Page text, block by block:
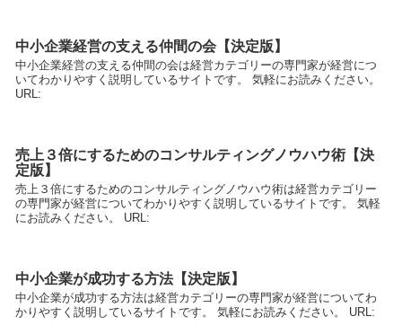
中小企業経営の支える仲間の会【決定版】
中小企業経営の支える仲間の会は経営カテゴリーの専門家が経営につ
いてわかりやすく説明しているサイトです。 気軽にお読みください。
URL:
売上３倍にするためのコンサルティングノウハウ術【決
定版】
売上３倍にするためのコンサルティングノウハウ術は経営カテゴリー
の専門家が経営についてわかりやすく説明しているサイトです。 気軽
にお読みください。 URL:
中小企業が成功する方法【決定版】
中小企業が成功する方法は経営カテゴリーの専門家が経営についてわ
かりやすく説明しているサイトです。 気軽にお読みください。 URL: